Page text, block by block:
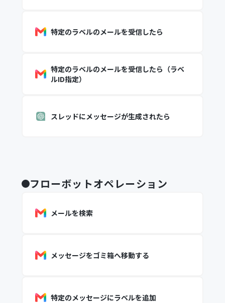
特定のラベルのメールを受信したら
特定のラベルのメールを受信したら（ラベ
ルID指定）
スレッドにメッセージが生成されたら
フローボットオペレーション
メールを検索
メッセージをゴミ箱へ移動する
特定のメッセージにラベルを追加